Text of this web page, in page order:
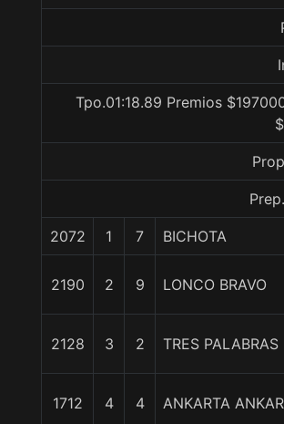
Tpo.01:18.89 Premios
2072 1 7 BICHOTA
2190 2 9 LONCO BRAVO
2128 3 2 TRES PALABRAS
1712 4 4 ANKARTA